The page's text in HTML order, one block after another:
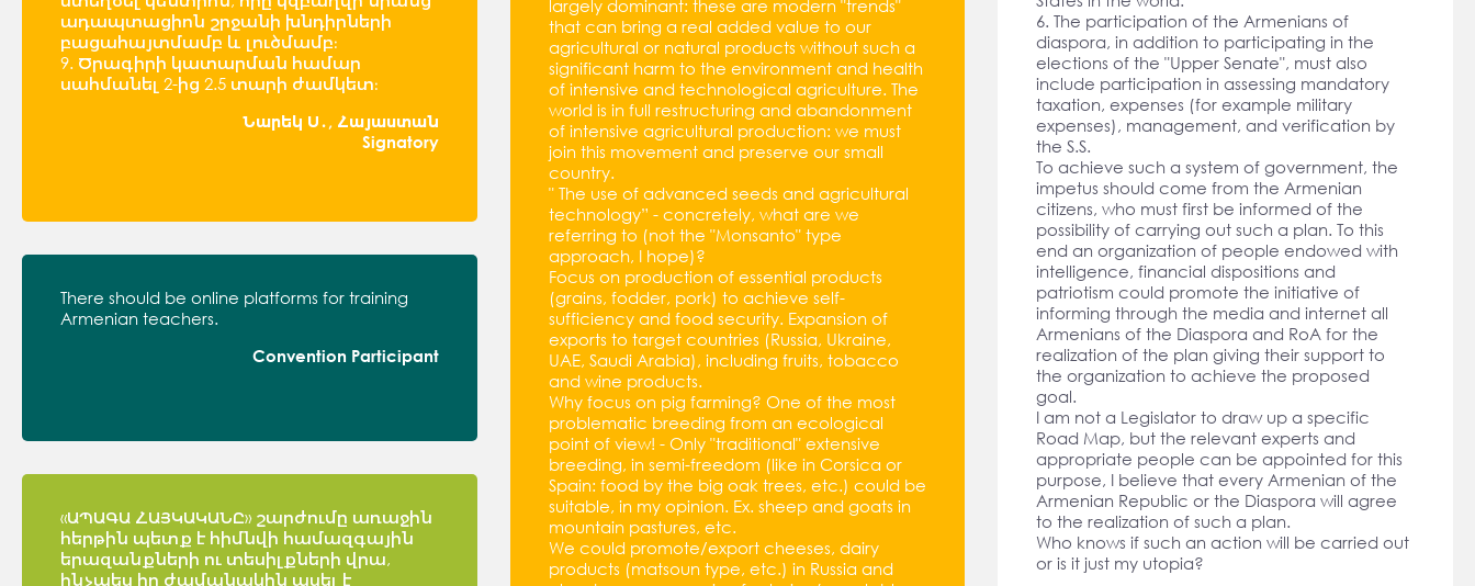
ադապտացիոն շրջանի խնդիրների
բացահայտմամբ և լուծմամբ։
9. Ծրագիրի կատարման համար
սահմանել 2-ից 2.5 տարի ժամկետ։
Նարեկ Ս․, Հայաստան
Signatory
6. The participation of the Armenians of
diaspora, in addition to participating in the
elections of the "Upper Senate", must also
include participation in assessing mandatory
taxation, expenses (for example military
expenses), management, and verification by
the S.S.
To achieve such a system of government, the
impetus should come from the Armenian
citizens, who must first be informed of the
possibility of carrying out such a plan. To this
end an organization of people endowed with
intelligence, financial dispositions and
patriotism could promote the initiative of
informing through the media and internet all
Armenians of the Diaspora and RoA for the
realization of the plan giving their support to
the organization to achieve the proposed
goal.
I am not a Legislator to draw up a specific
Road Map, but the relevant experts and
appropriate people can be appointed for this
purpose, I believe that every Armenian of the
Armenian Republic or the Diaspora will agree
to the realization of such a plan.
Who knows if such an action will be carried out
or is it just my utopia?
largely dominant: these are modern "trends"
that can bring a real added value to our
agricultural or natural products without such a
significant harm to the environment and health
of intensive and technological agriculture. The
world is in full restructuring and abandonment
of intensive agricultural production: we must
join this movement and preserve our small
country.
" The use of advanced seeds and agricultural
technology” - concretely, what are we
referring to (not the "Monsanto" type
approach, I hope)?
Focus on production of essential products
(grains, fodder, pork) to achieve self-
sufficiency and food security. Expansion of
exports to target countries (Russia, Ukraine,
UAE, Saudi Arabia), including fruits, tobacco
and wine products.
Why focus on pig farming? One of the most
problematic breeding from an ecological
point of view! - Only "traditional" extensive
breeding, in semi-freedom (like in Corsica or
Spain: food by the big oak trees, etc.) could be
suitable, in my opinion. Ex. sheep and goats in
mountain pastures, etc.
We could promote/export cheeses, dairy
products (matsoun type, etc.) in Russia and
There should be online platforms for training
Armenian teachers.
Convention Participant
«ԱՊԱԳԱ ՀԱՅԿԱԿԱՆԸ» շարժումը առաջին
հերթին պետք է հիմնվի համազգային
երազանքների ու տեսիլքների վրա,
ինչպես իր ժամանակին ասել է